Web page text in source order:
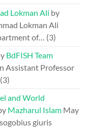
Lokman Ali by
Lokman Ali
of… (3)
BdFISH Team
Assistant Professor
(3)
and World
Mazharul Islam May
giuris